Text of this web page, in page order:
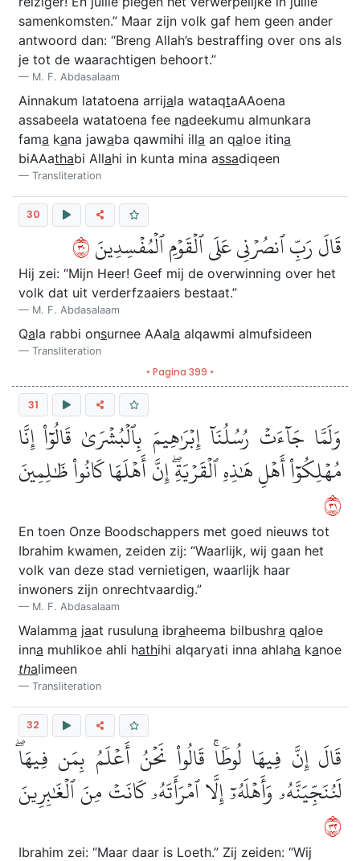
samenkomsten.” Maar zijn volk gaf hem geen ander
antwoord dan: “Breng Allah’s bestraffing over ons als
je tot de waarachtigen behoort.”
M. F. Abdasalaam
Ainnakum latatoena arrijala wataqtaAAoena
assabeela watatoena fee nadeekumu almunkara
fama kana jawaba qawmihi illa an qaloe itina
biAAathabi Allahi in kunta mina assadiqeen
Transliteration
30
قَالَ رَبِّ ٱنصُرۡنِي عَلَى ٱلۡقَوۡمِ ٱلۡمُفۡسِدِينَ٠٣
Hij zei: “Mijn Heer! Geef mij de overwinning over het
volk dat uit verderfzaaiers bestaat.”
M. F. Abdasalaam
Qala rabbi onsurnee AAala alqawmi almufsideen
Transliteration
• Pagina 399 •
31
وَلَمَّا جَآءَتۡ رُسُلُنَآ إِبۡرَٰهِيمَ بِٱلۡبُشۡرَىٰ قَالُوٓاْ إِنَّا
مُهۡلِكُوٓاْ أَهۡلِ هَٰذِهِ ٱلۡقَرۡيَةِۖ إِنَّ أَهۡلَهَا كَانُواْ ظَٰلِمِينَ
١٣
En toen Onze Boodschappers met goed nieuws tot
Ibrahim kwamen, zeiden zij: “Waarlijk, wij gaan het
volk van deze stad vernietigen, waarlijk haar
inwoners zijn onrechtvaardig.”
M. F. Abdasalaam
Walamma jaat rusuluna ibraheema bilbushra qaloe
inna muhlikoe ahli hathihi alqaryati inna ahlaha kanoe
thalimeen
Transliteration
32
قَالَ إِنَّ فِيهَا لُوطٗاۚ قَالُواْ نَحۡنُ أَعۡلَمُ بِمَن فِيهَاۖ
لَنُنَجِّيَنَّهُۥ وَأَهۡلَهُۥٓ إِلَّا ٱمۡرَأَتَهُۥ كَانَتۡ مِنَ ٱلۡغَٰبِرِينَ
٢٣
Ibrahim zei: “Maar daar is Loeth.” Zij zeiden: “Wij